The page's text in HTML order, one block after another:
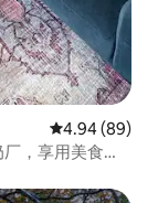
平均评分 4.94
4.94 (89)
，享用美食，